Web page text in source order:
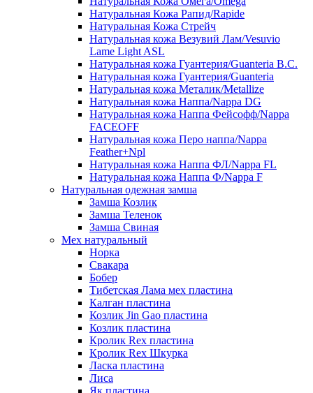
Натуральная Кожа Рапид/Rapide
Натуральная Кожа Стрейч
Натуральная кожа Везувий Лам/Vesuvio
Lame Light ASL
Натуральная кожа Гуантерия/Guanteria B.C.
Натуральная кожа Гуантерия/Guanteria
Натуральная кожа Металик/Metallize
Натуральная кожа Наппа/Nappa DG
Натуральная кожа Наппа Фейсофф/Nappa
FACEOFF
Натуральная кожа Перо наппа/Nappa
Feather+Npl
Натуральная кожа Наппа ФЛ/Nappa FL
Натуральная кожа Наппа Ф/Nappa F
Натуральная одежная замша
Замша Козлик
Замша Теленок
Замша Свиная
Мех натуральный
Норка
Свакара
Бобер
Тибетская Лама мех пластина
Калган пластина
Козлик Jin Gao пластина
Козлик пластина
Кролик Rex пластина
Кролик Rex Шкурка
Ласка пластина
Лиса
Як пластина